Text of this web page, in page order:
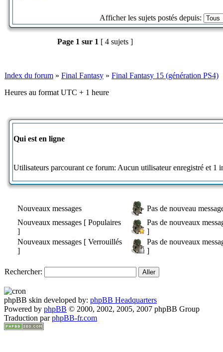
Afficher les sujets postés depuis:
Page 1 sur 1 [ 4 sujets ]
Index du forum » Final Fantasy » Final Fantasy 15 (génération PS4)
Heures au format UTC + 1 heure
Qui est en ligne
Utilisateurs parcourant ce forum: Aucun utilisateur enregistré et 1
Nouveaux messages
Pas de nouveau
Nouveaux messages [ Populaires
]
Pas de nouveaux
]
Nouveaux messages [ Verrouillés
]
Pas de nouveaux
]
Rechercher:
phpBB skin developed by: phpBB Headquarters
Powered by phpBB © 2000, 2002, 2005, 2007 phpBB Group
Traduction parphpBB-fr.com